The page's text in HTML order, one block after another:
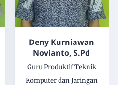
Deny Kurniawan
Novianto, S.Pd
Guru Produktif Teknik
Komputer dan Jaringan